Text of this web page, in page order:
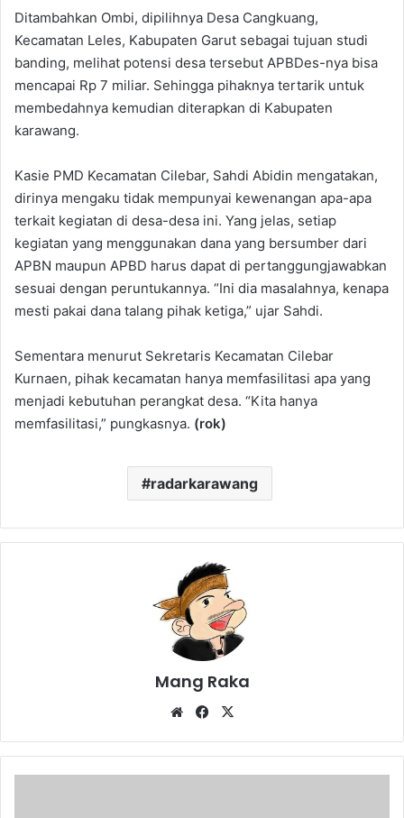
Ditambahkan Ombi, dipilihnya Desa Cangkuang,
Kecamatan Leles, Kabupaten Garut sebagai tujuan studi
banding, melihat potensi desa tersebut APBDes-nya bisa
mencapai Rp 7 miliar. Sehingga pihaknya tertarik untuk
membedahnya kemudian diterapkan di Kabupaten
karawang.
Kasie PMD Kecamatan Cilebar, Sahdi Abidin mengatakan,
dirinya mengaku tidak mempunyai kewenangan apa-apa
terkait kegiatan di desa-desa ini. Yang jelas, setiap
kegiatan yang menggunakan dana yang bersumber dari
APBN maupun APBD harus dapat di pertanggungjawabkan
sesuai dengan peruntukannya. “Ini dia masalahnya, kenapa
mesti pakai dana talang pihak ketiga,” ujar Sahdi.
Sementara menurut Sekretaris Kecamatan Cilebar
Kurnaen, pihak kecamatan hanya memfasilitasi apa yang
menjadi kebutuhan perangkat desa. “Kita hanya
memfasilitasi,” pungkasnya. (rok)
radarkarawang
Mang Raka
WebsiteFacebook